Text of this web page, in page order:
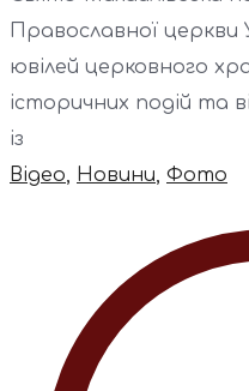
Православної церкви
ювілей церковного
історичних подій та
із
Відео, Новини, Фото